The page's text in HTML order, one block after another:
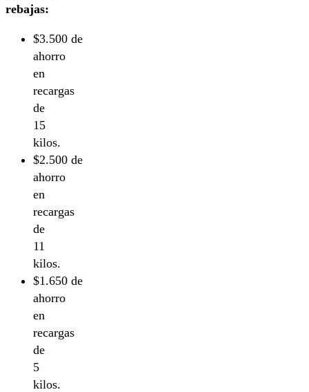
rebajas:
$3.500 de
ahorro
en
recargas
de
15
kilos.
$2.500 de
ahorro
en
recargas
de
11
kilos.
$1.650 de
ahorro
en
recargas
de
5
kilos.